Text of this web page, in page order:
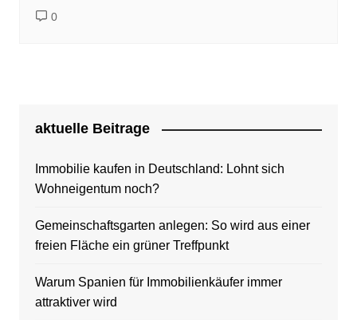
0
aktuelle Beitrage
Immobilie kaufen in Deutschland: Lohnt sich
Wohneigentum noch?
Gemeinschaftsgarten anlegen: So wird aus einer
freien Fläche ein grüner Treffpunkt
Warum Spanien für Immobilienkäufer immer
attraktiver wird